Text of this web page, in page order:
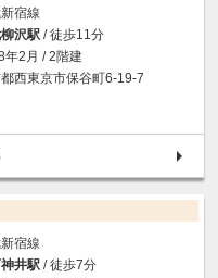
宿線
沢駅 / 徒歩11分
年2月 / 2階建
西東京市保谷町6-19-7
宿線
井駅 / 徒歩7分